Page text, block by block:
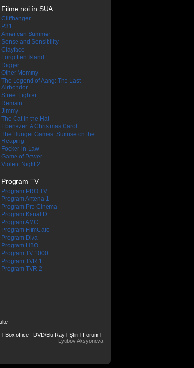
Filme noi în SUA
Cliffhanger
P31
American Summer
Sense and Sensibility
Clayface
Forgotten Island
Digger
Other Mommy
The Legend of Aang: The Last
Airbender
Street Fighter
Remain
Jimmy
The Cat in the Hat
Ebenezer: A Christmas Carol
The Hunger Games: Sunrise on the
Reaping
Focker-in-Law
Game of Power
Violent Night 2
Program TV
Program PRO TV
Program Antena 1
Program Pro Cinema
Program Kanal D
Program AMC
Program FilmCafe
Program Diva
Program HBO
Program TV 1000
Program TVR 1
Program TVR 2
Box office DVD/Blu Ray Ştiri
Forum
Lyubov Aksyonova